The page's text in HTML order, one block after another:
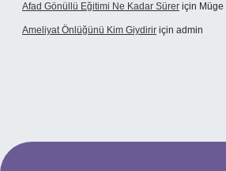
Afad Gönüllü Eğitimi Ne Kadar Sürer için Müge
Ameliyat Önlüğünü Kim Giydirir için admin
giriş